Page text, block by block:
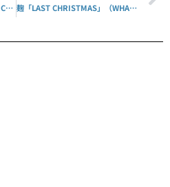
SIGMA マウントコンバーター MC-11 麹「LAST CHRISTMAS」（WHAM! カバー）